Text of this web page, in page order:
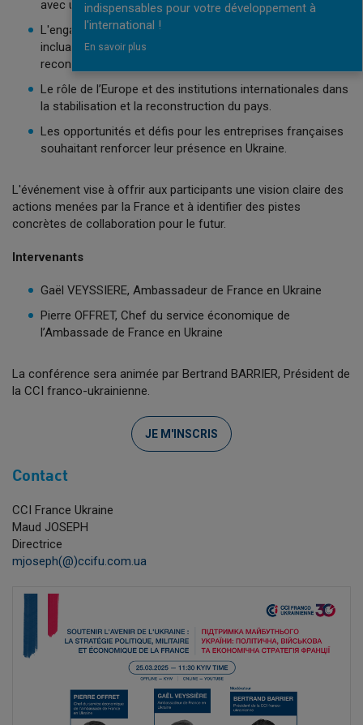
avec un point sur les engagements actuels et futurs.
L'engagement économique de la France en Ukraine,
incluant les investissements, les initiatives de
reconstruction et le rôle du secteur privé.
Le rôle de l’Europe et des institutions internationales dans
la stabilisation et la reconstruction du pays.
Les opportunités et défis pour les entreprises françaises
souhaitant renforcer leur présence en Ukraine.
L'événement vise à offrir aux participants une vision claire des
actions menées par la France et à identifier des pistes
concrètes de collaboration pour le futur.
Intervenants
Gaël VEYSSIERE, Ambassadeur de France en Ukraine
Pierre OFFRET, Chef du service économique de
l’Ambassade de France en Ukraine
La conférence sera animée par Bertrand BARRIER, Président de
la CCI franco-ukrainienne.
JE M'INSCRIS
Contact
CCI France Ukraine
Maud JOSEPH
Directrice
mjoseph(@)ccifu.com.ua
indispensables pour votre développement à
l'international !
En savoir plus